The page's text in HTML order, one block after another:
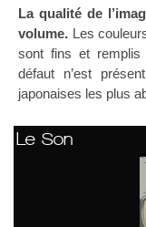
La qualité de
volume. Les
sont fins et remplis
défaut n’est
japonaises les plus
Le Son